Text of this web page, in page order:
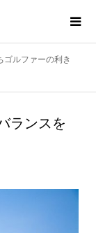
ゴルファーの利き
ランスを